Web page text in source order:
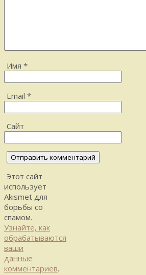
Имя *
Email *
Сайт
Этот сайт
использует
Akismet для
борьбы со
спамом.
Узнайте, как
обрабатываются
ваши
данные
комментариев.